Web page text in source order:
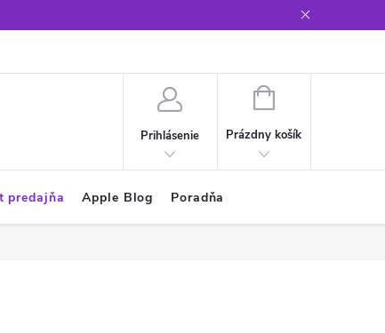
Prihlásenie
NÁKUPNÝ
Prázdny košík
predajňa Apple Blog Poradňa